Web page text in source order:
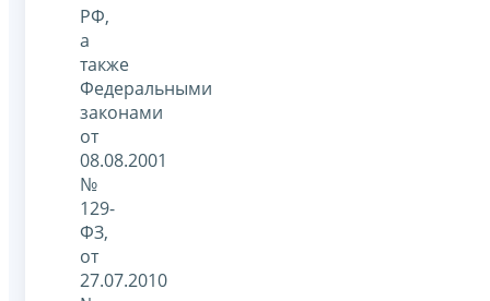
РФ,
а
также
Федеральными
законами
от
08.08.2001
№
129-
ФЗ,
от
27.07.2010